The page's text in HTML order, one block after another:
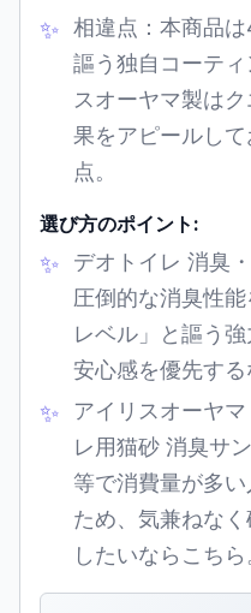
相違点：本商品
謳う独自コーテ
スオーヤマ製は
果をアピールし
点。
選び方のポイント:
デオトイレ 消臭
圧倒的な消臭性
レベル」と謳う
安心感を優先する
アイリスオーヤ
レ用猫砂 消臭サ
等で消費量が多
ため、気兼ねな
したいならこちら